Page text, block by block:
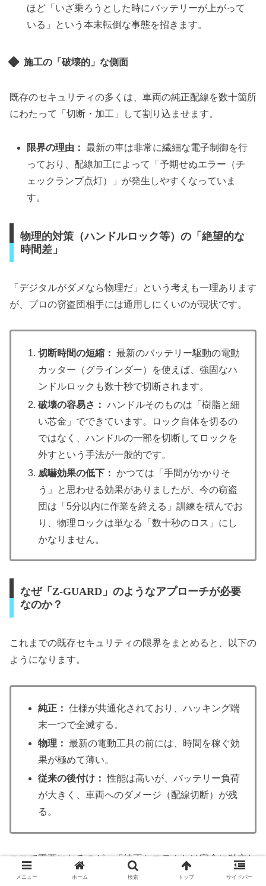
ほど「いざ乗ろうとした時にバッテリーが上がって
いる」という本末転倒な事態を招きます。
施工の「破壊的」な側面
既存のセキュリティの多くは、車両の純正配線を数十箇所
にわたって「切断・加工」して割り込ませます。
限界の理由： 最新の車は非常に繊細な電子制御を行
っており、配線加工によって「予期せぬエラー（チ
ェックランプ点灯）」が発生しやすくなっていま
す。
物理的対策（ハンドルロック等）の「絶望的な
時間差」
「デジタルがダメなら物理だ」という考えも一理あります
が、プロの窃盗団相手には通用しにくいのが現状です。
切断時間の短縮： 最新のバッテリー駆動の電動
カッター（グラインダー）を使えば、強固なハ
ンドルロックも数十秒で切断されます。
破壊の容易さ： ハンドルそのものは「樹脂と細
い芯金」でできています。ロック自体を切るの
ではなく、ハンドルの一部を切断してロックを
外すという手法が一般的です。
威嚇効果の低下： かつては「手間がかかりそ
う」と思わせる効果がありましたが、今の窃盗
団は「5分以内に作業を終える」訓練を積んでお
り、物理ロックは単なる「数十秒のロス」にし
かなりません。
なぜ「Z-GUARD」のようなアプローチが必要
なのか？
これまでの既存セキュリティの限界をまとめると、以下の
ようになります。
純正： 仕様が共通化されており、ハッキング端
末一つで全滅する。
物理： 最新の電動工具の前には、時間を稼ぐ効
果が極めて薄い。
従来の後付け： 性能は高いが、バッテリー負荷
が大きく、車両へのダメージ（配線切断）が残
る。
ここで重要になるのが、「純正システムとは完全に独立し
た、電子的・物理的なエンジン始動の拒否」です。
メニュー ホーム 検索 トップ サイドバー